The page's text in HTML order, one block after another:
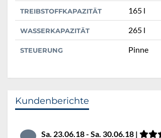
TREIBSTOFFKAPAZITÄT 165 l
WASSERKAPAZITÄT 265 l
STEUERUNG Pinne
Kundenberichte
Sa. 23.06.18 - Sa. 30.06.18 |